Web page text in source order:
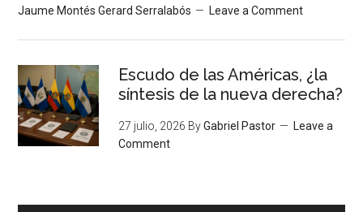
Jaume Montés Gerard Serralabós
Leave a Comment
Escudo de las Américas, ¿la
síntesis de la nueva derecha?
27 julio, 2026 ByGabriel Pastor
Leave a
Comment